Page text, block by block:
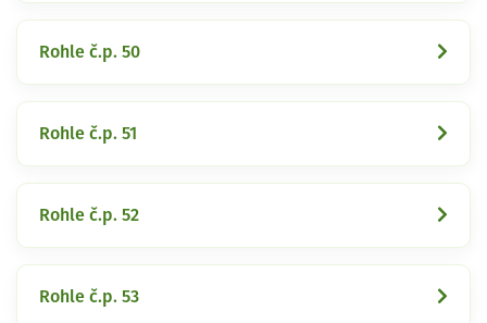
Rohle č.p. 50
Rohle č.p. 51
Rohle č.p. 52
Rohle č.p. 53